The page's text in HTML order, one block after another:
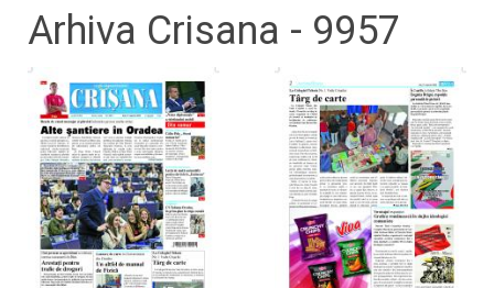
Arhiva Crisana - 9957